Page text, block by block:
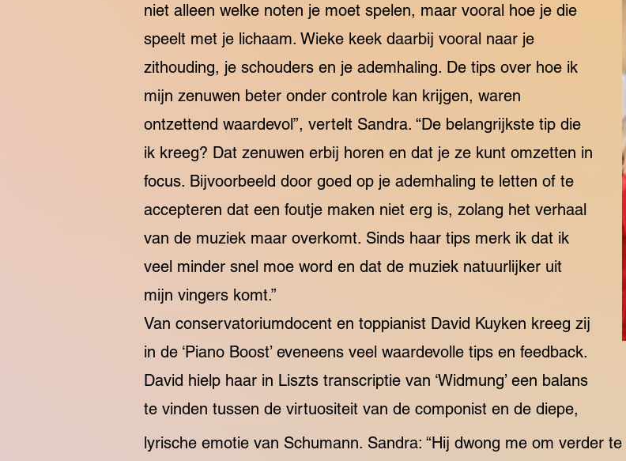
niet alleen welke noten je moet spelen, maar vooral hoe je die
speelt met je lichaam. Wieke keek daarbij vooral naar je
zithouding, je schouders en je ademhaling. De tips over hoe ik
mijn zenuwen beter onder controle kan krijgen, waren
ontzettend waardevol”, vertelt Sandra. “De belangrijkste tip die
ik kreeg? Dat zenuwen erbij horen en dat je ze kunt omzetten in
focus. Bijvoorbeeld door goed op je ademhaling te letten of te
accepteren dat een foutje maken niet erg is, zolang het verhaal
van de muziek maar overkomt. Sinds haar tips merk ik dat ik
veel minder snel moe word en dat de muziek natuurlijker uit
mijn vingers komt.”
Van conservatoriumdocent en toppianist David Kuyken kreeg zij
in de ‘Piano Boost’ eveneens veel waardevolle tips en feedback.
David hielp haar in Liszts transcriptie van ‘Widmung’ een balans
te vinden tussen de virtuositeit van de componist en de diepe,
lyrische emotie van Schumann. Sandra: “Hij dwong me om verder